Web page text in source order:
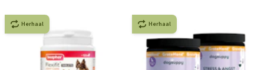
Herhaal Herhaal